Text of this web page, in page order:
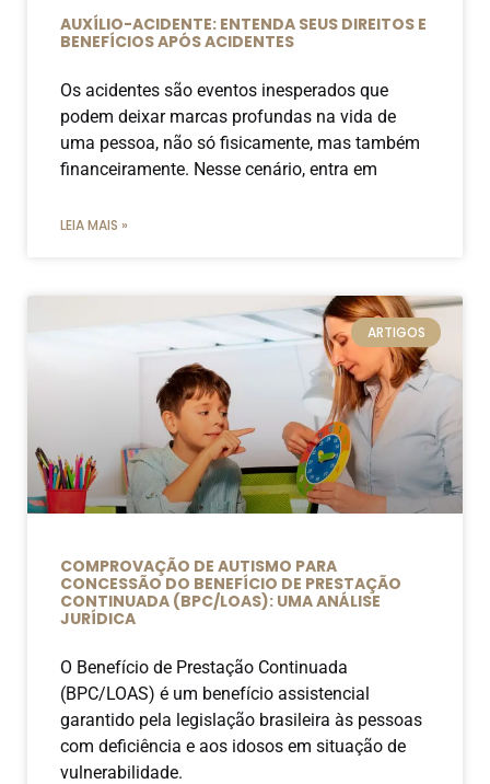
AUXÍLIO-ACIDENTE: ENTENDA SEUS DIREITOS E
BENEFÍCIOS APÓS ACIDENTES
Os acidentes são eventos inesperados que
podem deixar marcas profundas na vida de
uma pessoa, não só fisicamente, mas também
financeiramente. Nesse cenário, entra em
LEIA MAIS »
ARTIGOS
COMPROVAÇÃO DE AUTISMO PARA
CONCESSÃO DO BENEFÍCIO DE PRESTAÇÃO
CONTINUADA (BPC/LOAS): UMA ANÁLISE
JURÍDICA
O Benefício de Prestação Continuada
(BPC/LOAS) é um benefício assistencial
garantido pela legislação brasileira às pessoas
com deficiência e aos idosos em situação de
vulnerabilidade.